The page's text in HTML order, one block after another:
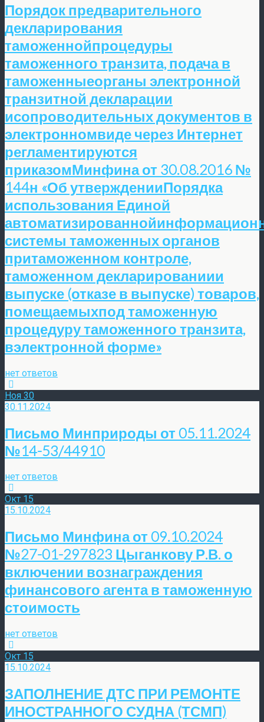
Порядок предварительного
декларирования
таможеннойпроцедуры
таможенного транзита, подача в
таможенныеорганы электронной
транзитной декларации
исопроводительных документов в
электронномвиде через Интернет
регламентируются
приказомМинфина от 30.08.2016 №
144н «Об утвержденииПорядка
использования Единой
системы таможенных органов
притаможенном контроле,
таможенном декларированиии
выпуске (отказе в выпуске) товаров,
помещаемыхпод таможенную
процедуру таможенного транзита,
вэлектронной форме»
нет ответов
Ноя 30
30.11.2024
Письмо Минприроды от 05.11.2024
№14-53/44910
нет ответов
Окт 15
15.10.2024
Письмо Минфина от 09.10.2024
№27-01-297823 Цыганкову Р.В. о
включении вознаграждения
финансового агента в таможенную
стоимость
нет ответов
Окт 15
15.10.2024
ЗАПОЛНЕНИЕ ДТС ПРИ РЕМОНТЕ
ИНОСТРАННОГО СУДНА (ТСМП)